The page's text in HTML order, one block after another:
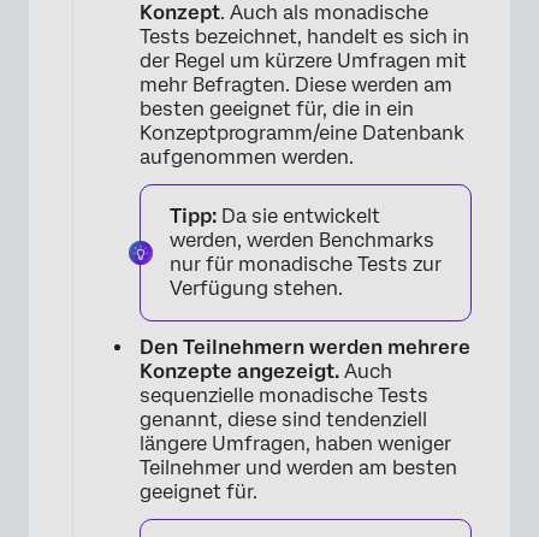
×
Konzept. Auch als monadische
Tests bezeichnet, handelt es sich in
der Regel um kürzere Umfragen mit
mehr Befragten. Diese werden am
besten geeignet für, die in ein
Konzeptprogramm/eine Datenbank
aufgenommen werden.
Tipp: Da sie entwickelt
werden, werden Benchmarks
nur für monadische Tests zur
Verfügung stehen.
Den Teilnehmern werden mehrere
Konzepte angezeigt. Auch
sequenzielle monadische Tests
genannt, diese sind tendenziell
längere Umfragen, haben weniger
Teilnehmer und werden am besten
geeignet für.